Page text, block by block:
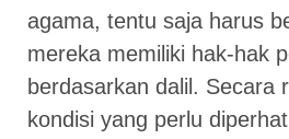
agama, tentu saja harus
mereka memiliki hak-hak
berdasarkan dalil. Secara
kondisi yang perlu